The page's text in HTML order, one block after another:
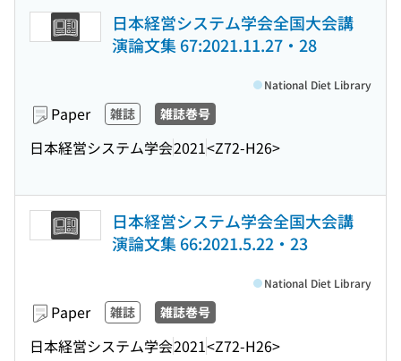
日本経営システム学会全国大会講
演論文集 67:2021.11.27・28
Paper 雑誌 雑誌巻号
日本経営システム学会2021<Z72-H26>
National Diet Library
日本経営システム学会全国大会講
演論文集 66:2021.5.22・23
Paper 雑誌 雑誌巻号
日本経営システム学会2021<Z72-H26>
National Diet Library